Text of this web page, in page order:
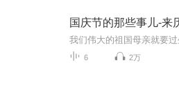
国庆节的那些事儿-来
6 2万